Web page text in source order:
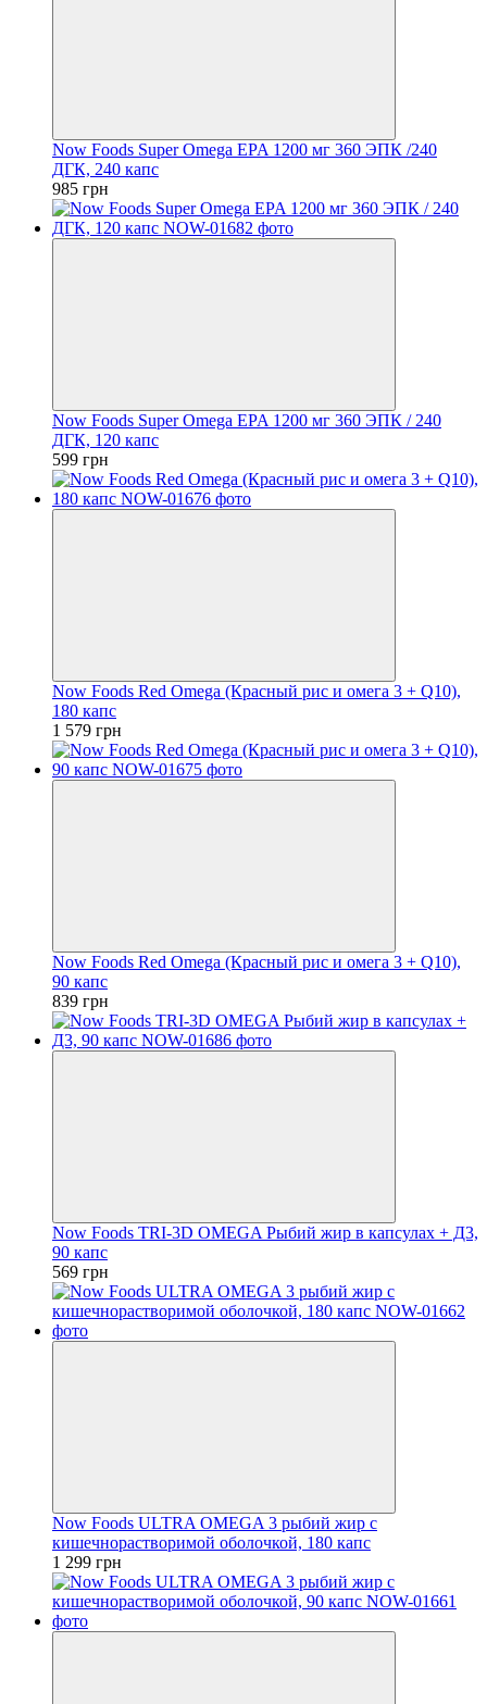
Now Foods Super Omega EPA 1200 мг 360 ЭПК /240
ДГК, 240 капс
985 грн
Now Foods Super Omega EPA 1200 мг 360 ЭПК / 240
ДГК, 120 капс
599 грн
Now Foods Red Omega (Красный рис и омега 3 + Q10),
180 капс
1 579 грн
Now Foods Red Omega (Красный рис и омега 3 + Q10),
90 капс
839 грн
Now Foods TRI-3D OMEGA Рыбий жир в капсулах + Д3,
90 капс
569 грн
Now Foods ULTRA OMEGA 3 рыбий жир с
кишечнорастворимой оболочкой, 180 капс
1 299 грн